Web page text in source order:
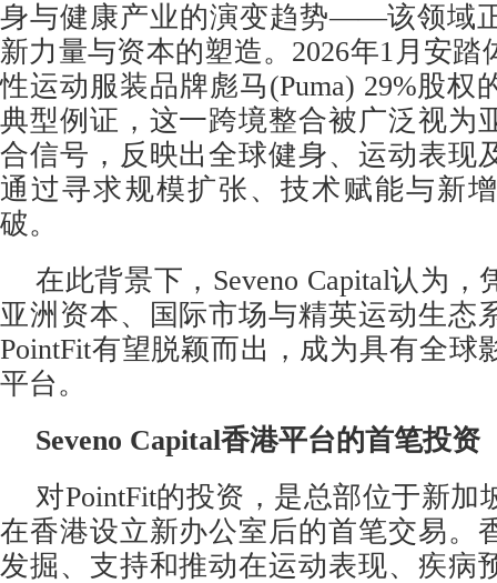
身与健康产业的演变趋势——该领域
新力量与资本的塑造。2026年1月安踏
性运动服装品牌彪马(Puma) 29%股权
典型例证，这一跨境整合被广泛视为
合信号，反映出全球健身、运动表现
通过寻求规模扩张、技术赋能与新
破。
在此背景下，Seveno Capital认为
亚洲资本、国际市场与精英运动生态
PointFit有望脱颖而出，成为具有全球
平台。
Seveno Capital香港平台的首笔投资
对PointFit的投资，是总部位于新加
在香港设立新办公室后的首笔交易。
发掘、支持和推动在运动表现、疾病